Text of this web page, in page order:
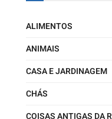
ALIMENTOS
ANIMAIS
CASA E JARDINAGEM
CHÁS
COISAS ANTIGAS DA